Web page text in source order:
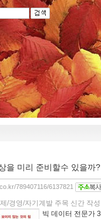
을 미리 준비할수 있을까?
789407116/6137821
/경영/자기계발 주목 신간 작
빅 데이터 전문가